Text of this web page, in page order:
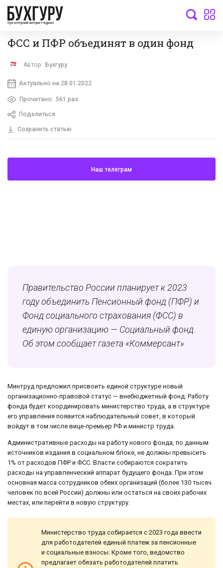
бухгалтерский интернет-журнал
ФСС и ПФР объединят в один фонд
Автор: Бухгуру
Актуально на 28.01.2022
Прочитано: 561 раз
Поделиться
Сохранить статью
Наш телеграм
Правительство России планирует к 2023
году объединить Пенсионный фонд (ПФР) и
Фонд социального страхования (ФСС) в
единую организацию — Социальный фонд.
Об этом сообщает газета «Коммерсант»
Минтруд предложил присвоить единой структуре новый
организационно-правовой статус — внебюджетный фонд. Работу
фонда будет координировать министерство труда, а в структуре
его управления появится наблюдательный совет, в который
войдут в том числе вице-премьер РФ и министр труда.
Административные расходы на работу нового фонда, по данным
источников издания в социальном блоке, не должны превысить
1% от расходов ПФР и ФСС. Власти собираются сократить
расходы на управленческий аппарат будущего фонда. При этом
основная масса сотрудников обеих организаций (более 130 тысяч
человек по всей России) должны или остаться на своих рабочих
местах, или перейти в новую структуру.
Министерство труда собирается с 2023 года ввести
для работодателей единый платеж за пенсионные
и социальные взносы. Кроме того, ведомство
предлагает обязать работодателей платить